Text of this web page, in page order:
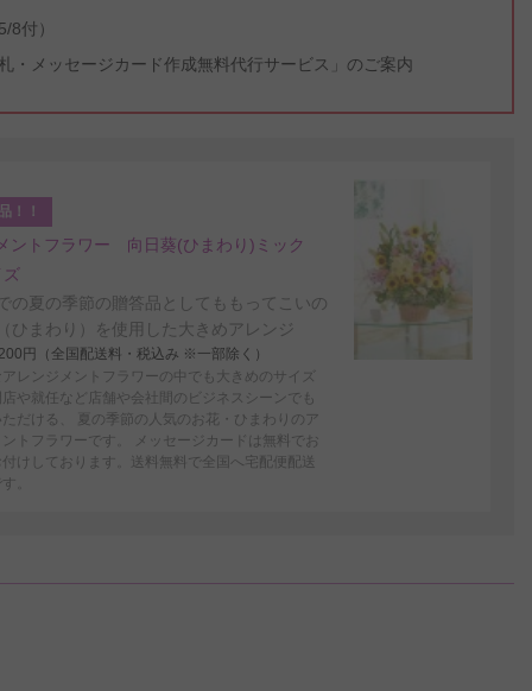
8付）
・メッセージカード作成無料代行サービス」のご案内
！！
ントフラワー 向日葵(ひまわり)ミック
の夏の季節の贈答品としてももってこいの
ひまわり）を使用した大きめアレンジ
円（全国配送料・税込み ※一部除く）
レンジメントフラワーの中でも大きめのサイズ
や就任など店舗や会社間のビジネスシーンでも
だける、 夏の季節の人気のお花・ひまわりのア
トフラワーです。 メッセージカードは無料でお
けしております。送料無料で全国へ宅配便配送
。